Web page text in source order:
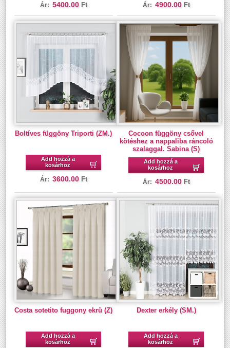
Ár: 5400.00 Ft Ár: 4900.00 Ft
Boltíves függöny Triporti (ZM.)
Add hozzá a
kosárhoz
Ár: 3600.00 Ft
Cocoon függöny csővel
kötéshez a nappaliba ráncoló
szalaggal. Sabina (S)
Add hozzá a
kosárhoz
Ár: 4500.00 Ft
Costa sotetito fuggony ekrü (Z)
Add hozzá a
kosárhoz
Dexter erkély (SM.)
Add hozzá a
kosárhoz